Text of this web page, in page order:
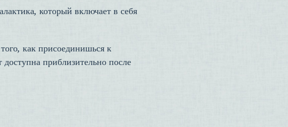
который включает в себя
как присоединишься к
приблизительно после